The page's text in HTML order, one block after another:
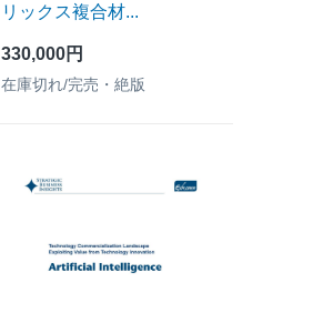
リックス複合材...
330,000円
在庫切れ/完売・絶版